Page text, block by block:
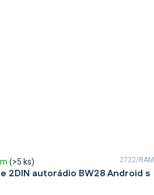
2DIN autorádio BW28 Android s
(>5 ks) 2722/RAM